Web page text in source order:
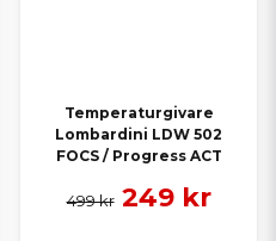
Temperaturgivare
Lombardini LDW 502
FOCS / Progress ACT
499 kr 249 kr